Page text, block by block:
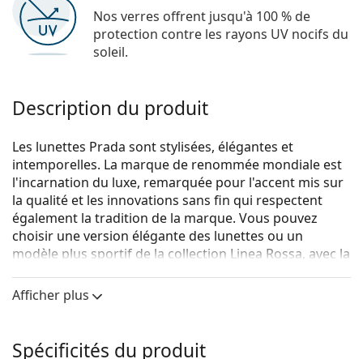
Nos verres offrent jusqu'à 100 % de
protection contre les rayons UV nocifs du
soleil.
Description du produit
Les lunettes Prada sont stylisées, élégantes et
intemporelles. La marque de renommée mondiale est
l'incarnation du luxe, remarquée pour l'accent mis sur
la qualité et les innovations sans fin qui respectent
également la tradition de la marque. Vous pouvez
choisir une version élégante des lunettes ou un
modèle plus sportif de la collection Linea Rossa, avec la
choisissez, avec les lunettes Prada, vous serez toujours
unique et exceptionnel.
lunettes pour hommes.
Afficher plus
Spécificités du produit